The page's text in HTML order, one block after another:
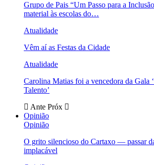
Grupo de Pais “Um Passo para a
material às escolas do…
Atualidade
Vêm aí as Festas da Cidade
Atualidade
Carolina Matias foi a vencedora da Gala
Talento’
Ante Próx
Opinião
Opinião
O grito silencioso do Cartaxo — passar
implacável